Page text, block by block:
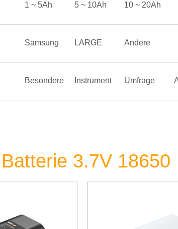
1 ~ 5Ah 5 ~ 10Ah 10 ~ 20Ah
Samsung LARGE Andere
Besondere Instrument Umfrage
3.7V 18650